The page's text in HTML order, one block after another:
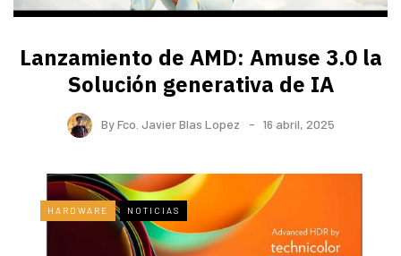
Lanzamiento de AMD: Amuse 3.0 la
Solución generativa de IA
ByFco. Javier Blas Lopez 16 abril, 2025
HARDWARE NOTICIAS